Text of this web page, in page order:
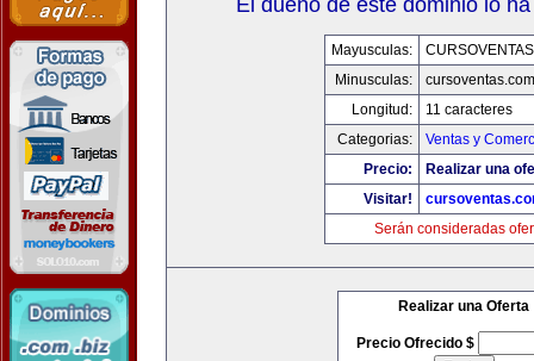
El dueño de este dominio lo
Mayusculas:
Minusculas:
cursoventas.com
Longitud:
11 caracteres
Categorias:
Ventas y
Precio:
Realizar una
Visitar!
Serán consideradas
Realizar una Oferta
Precio Ofrecido $